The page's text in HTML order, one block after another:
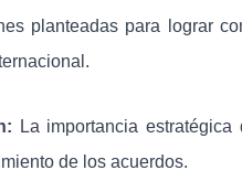
planteadas para lograr
La importancia
de los acuerdos.